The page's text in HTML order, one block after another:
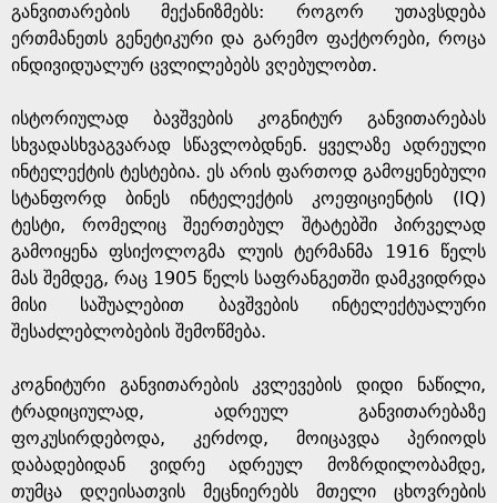
განვითარების მექანიზმებს: როგორ უთავსდება
ერთმანეთს გენეტიკური და გარემო ფაქტორები, როცა
ინდივიდუალურ ცვლილებებს ვღებულობთ.
ისტორიულად ბავშვების კოგნიტურ განვითარებას
სხვადასხვაგვარად სწავლობდნენ. ყველაზე ადრეული
ინტელექტის ტესტებია. ეს არის ფართოდ გამოყენებული
სტანფორდ ბინეს ინტელექტის კოეფიციენტის (IQ)
ტესტი, რომელიც შეერთებულ შტატებში პირველად
გამოიყენა ფსიქოლოგმა ლუის ტერმანმა 1916 წელს
მას შემდეგ, რაც 1905 წელს საფრანგეთში დამკვიდრდა
მისი საშუალებით ბავშვების ინტელექტუალური
შესაძლებლობების შემოწმება.
კოგნიტური განვითარების კვლევების დიდი ნაწილი,
ტრადიციულად, ადრეულ განვითარებაზე
ფოკუსირდებოდა, კერძოდ, მოიცავდა პერიოდს
დაბადებიდან ვიდრე ადრეულ მოზრდილობამდე,
თუმცა დღეისათვის მეცნიერებს მთელი ცხოვრების